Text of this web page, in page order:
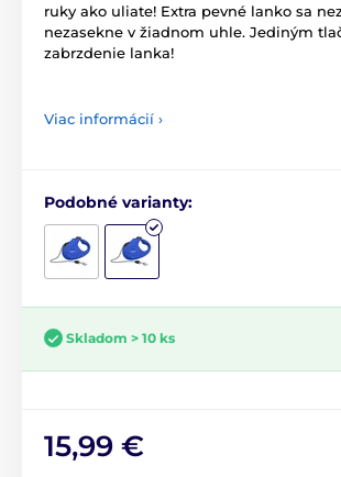
ruky ako uliate! Extra pevné lanko sa
nezasekne v žiadnom uhle. Jediným
zabrzdenie lanka!
Viac informácií ›
Podobné varianty:
Skladom > 10 ks
15,99 €